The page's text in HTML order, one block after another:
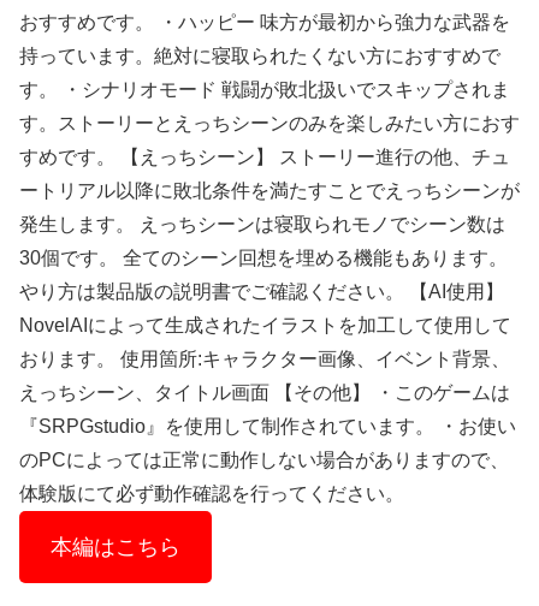
おすすめです。 ・ハッピー 味方が最初から強力な武器を
持っています。絶対に寝取られたくない方におすすめで
す。 ・シナリオモード 戦闘が敗北扱いでスキップされま
す。ストーリーとえっちシーンのみを楽しみたい方におす
すめです。 【えっちシーン】 ストーリー進行の他、チュ
ートリアル以降に敗北条件を満たすことでえっちシーンが
発生します。 えっちシーンは寝取られモノでシーン数は
30個です。 全てのシーン回想を埋める機能もあります。
やり方は製品版の説明書でご確認ください。 【AI使用】
NovelAIによって生成されたイラストを加工して使用して
おります。 使用箇所:キャラクター画像、イベント背景、
えっちシーン、タイトル画面 【その他】 ・このゲームは
『SRPGstudio』を使用して制作されています。 ・お使い
のPCによっては正常に動作しない場合がありますので、
体験版にて必ず動作確認を行ってください。
本編はこちら